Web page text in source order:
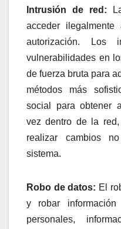
Intrusión de red:
acceder
autorización. Los
vulnerabilidades en
de fuerza bruta para
métodos más
social para obtener
vez dentro de la red,
realizar cambios
sistema.
Robo de datos: El
y robar información
personales,